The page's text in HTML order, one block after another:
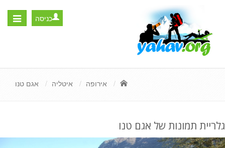
Toggle
כניסה
אירופה איטליה אגם טנו
גלריית תמונות של אגם טנו